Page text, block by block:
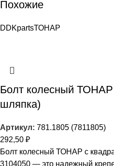
Похожие
DDKpartsТОНАР
Болт колесный ТОНАР
шляпка)
Артикул: 781.1805 (7811805)
292,50 ₽
Болт колесный ТОНАР с
3104050 — это надежный